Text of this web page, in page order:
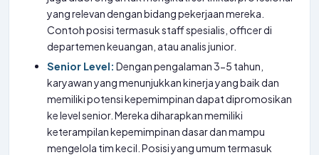
yang relevan dengan bidang pekerjaan mereka.
Contoh posisi termasuk staff spesialis, officer di
departemen keuangan, atau analis junior.
Senior Level: Dengan pengalaman 3-5 tahun,
karyawan yang menunjukkan kinerja yang baik dan
memiliki potensi kepemimpinan dapat dipromosikan
ke level senior. Mereka diharapkan memiliki
keterampilan kepemimpinan dasar dan mampu
mengelola tim kecil. Posisi yang umum termasuk